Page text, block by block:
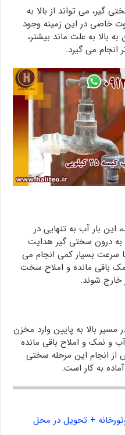
می تواند از بالا به
خاصی در این زمینه وجود
بالا به علت ماند بیشتر،
انجام می گیرد.
بار آب به تنهایی در
درون سختی گیر هدایت
سرعت بسیار کمی انجام می
باقی مانده و املاح سخت
شوند.
مسیر بالا به پایین وارد مخزن
و نمک و املاح باقی مانده
از انجام این مرحله سختی
به کار است.
+ تحویل در محل